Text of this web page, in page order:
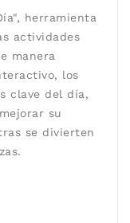
herramienta
actividades
manera
los
clave del día,
su
se divierten